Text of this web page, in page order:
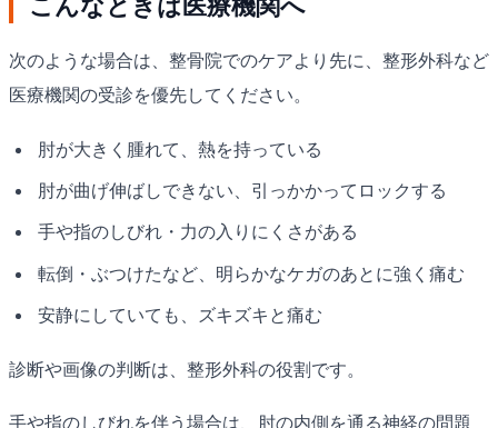
こんなときは医療機関へ
次のような場合は、整骨院でのケアより先に、整形外科など
医療機関の受診を優先してください。
肘が大きく腫れて、熱を持っている
肘が曲げ伸ばしできない、引っかかってロックする
手や指のしびれ・力の入りにくさがある
転倒・ぶつけたなど、明らかなケガのあとに強く痛む
安静にしていても、ズキズキと痛む
診断や画像の判断は、整形外科の役割です。
手や指のしびれを伴う場合は、肘の内側を通る神経の問題